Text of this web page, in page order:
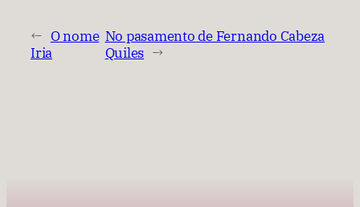
← O nome
Iria
No pasamento de Fernando Cabeza
Quiles →